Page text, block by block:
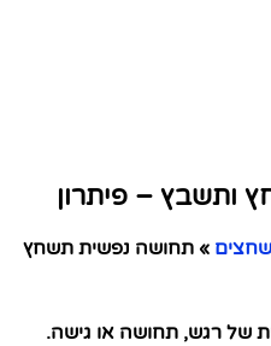
ותשבץ – פיתרון
» תחושה נפשית תשחץ
של רגש, תחושה או גישה.